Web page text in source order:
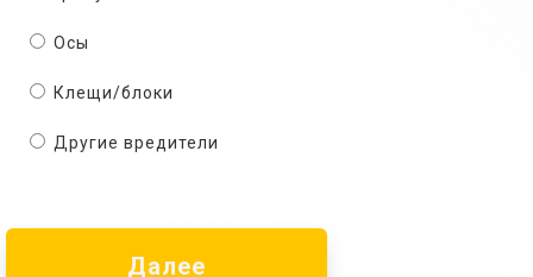
Осы
Клещи/блоки
Другие вредители
Далее